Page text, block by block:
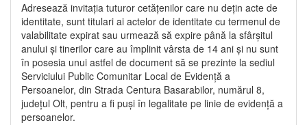
Adresează invitația tuturor cetățenilor care nu dețin acte de
identitate, sunt titulari ai actelor de identitate cu termenul de
valabilitate expirat sau urmează să expire până la sfârșitul
anului și tinerilor care au împlinit vârsta de 14 ani și nu sunt
în posesia unui astfel de document să se prezinte la sediul
Serviciului Public Comunitar Local de Evidență a
Persoanelor, din Strada Centura Basarabilor, numărul 8,
județul Olt, pentru a fi puși în legalitate pe linie de evidență a
persoanelor.